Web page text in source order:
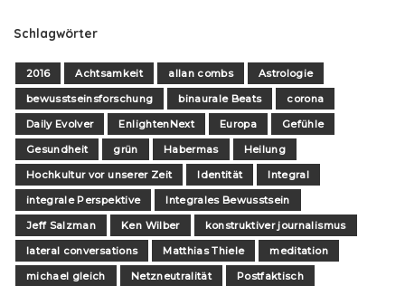
Schlagwörter
2016 Achtsamkeit allan combs
Astrologie
bewusstseinsforschung
binaurale Beats
corona
Daily Evolver
EnlightenNext Europa
Gefühle
Gesundheit
grün Habermas
Heilung
Hochkultur vor unserer Zeit
Identität
Integral
integrale Perspektive
Integrales Bewusstsein
Jeff Salzman
Ken Wilber
konstruktiver journalismus
lateral conversations
Matthias Thiele
meditation
michael gleich
Netzneutralität Postfaktisch